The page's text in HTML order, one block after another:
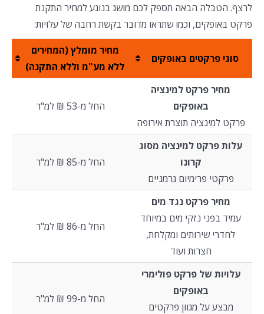
לרצף. הטבלה הבאה תספק לכם מושג בנוגע למחיר התקנת
פרקט באופקים, וכמו שתראו מדובר בקשת רחבה של עלויות:
סוגי פרקטים באופקים
מחיר מומלץ (המחירים
ללא מע"מ וללא התקנה)
מחיר פרקט למינציה
באופקים
פרקט למינציה תוצרת אירופה
החל מ-53 ₪ למ"ר
עלות פרקט למינציה מסוג
קרונו
פרקטי פרימיום גרמניים
החל מ-85 ₪ למ"ר
מחיר פרקט נגד מים
עמיד בפני נזקי מים במיוחד
לחדרי שירותים ומקלחת,
חצרות ועוד
החל מ-86 ₪ למ"ר
עלויות של פרקט פולימרי
באופקים
מבצע על מגוון פרקטים
החל מ-99 ₪ למ"ר